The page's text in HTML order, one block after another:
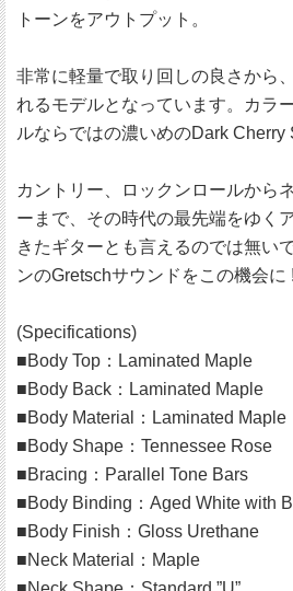
トーンをアウトプット。
非常に軽量で取り回しの良さから
れるモデルとなっています。カラ
ルならではの濃いめのDark Cherry
カントリー、ロックンロールから
ーまで、その時代の最先端をゆく
きたギターとも言えるのでは無い
ンのGretschサウンドをこの機会に
(Specifications)
■Body Top：Laminated Maple
■Body Back：Laminated Maple
■Body Material：Laminated Maple
■Body Shape：Tennessee Rose
■Bracing：Parallel Tone Bars
■Body Binding：Aged White with
■Body Finish：Gloss Urethane
■Neck Material：Maple